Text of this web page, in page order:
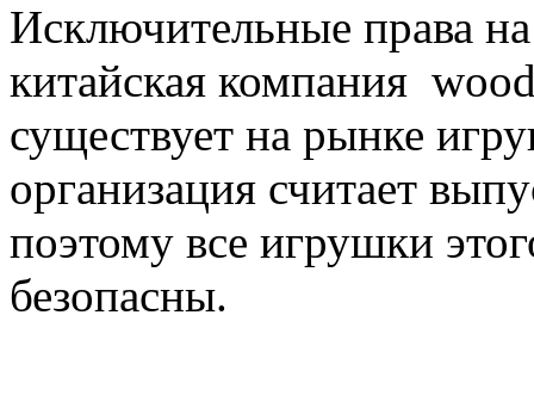
Исключительные права
китайская компания
существует на рынке
организация считает
поэтому все игрушки
безопасны.